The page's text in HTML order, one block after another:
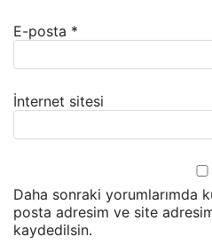
E-posta *
İnternet sitesi
Daha sonraki yorumlarımda
posta adresim ve site
kaydedilsin.